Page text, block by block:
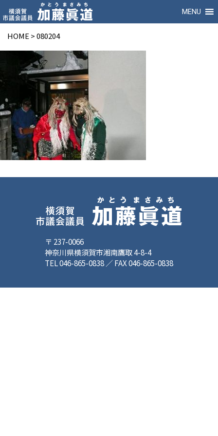
MENU
HOME >080204
〒 237-0066
神奈川県横須賀市湘南鷹取 4-8-4
TEL 046-865-0838 ／ FAX 046-865-0838